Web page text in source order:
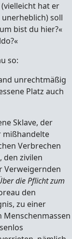
hat er
soll
bist du hier?«
so:
unrechtmäßig
Platz auch
Sklave, der
mißhandelte
Verbrechen
den zivilen
Verweigernden
die Pflicht zum
den
zu einer